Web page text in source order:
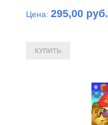
Цена: 295,00 руб.